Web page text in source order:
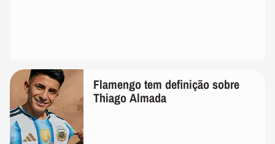
Flamengo tem definição sobre
Thiago Almada